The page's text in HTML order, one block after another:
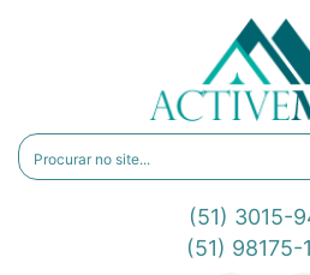
(51) 3015-
(51) 98175-